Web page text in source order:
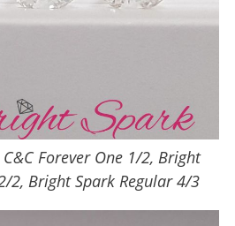
Forever One 1/2, Bright
2, Bright Spark Regular 4/3